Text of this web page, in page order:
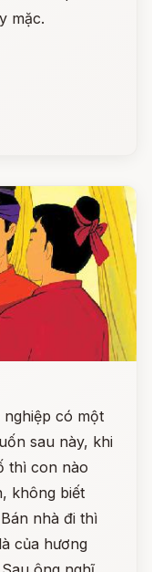
mặc.
có một
sau này, khi
thì con nào
không biết
nhà đi thì
của hương